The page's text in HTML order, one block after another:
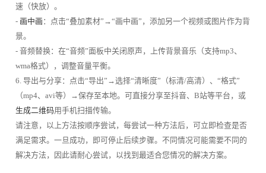
速（快放）。
- 画中画 ：点击“叠加素材”→“画中画”，添加另一个视频或图片作为背
景。
- 音频替换：在“音频”面板中关闭原声，上传背景音乐（支持mp3、
wma格式），调整音量平衡。
6. 导出与分享：点击“导出”→选择“清晰度”（标清/高清）、“格式”
（mp4、avi等）→保存至本地。可直接分享至抖音、B站等平台，或
生成二维码用手机扫描传输。
请注意，以上方法按顺序尝试，每尝试一种方法后，可立即检查是否
满足需求。一旦成功，即可停止后续步骤。不同情况可能需要不同的
解决方法，因此请耐心尝试，以找到最适合您情况的解决方案。